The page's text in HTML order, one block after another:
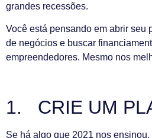
grandes recessões.
Você está pensando em abrir seu
de negócios e buscar
empreendedores. Mesmo nos
1. CRIE UM
Se há algo que 2021 nos